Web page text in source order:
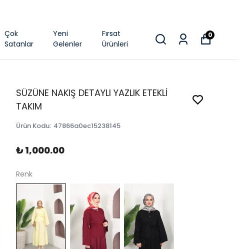
Çok
Satanlar
Yeni
Gelenler
Fırsat
Ürünleri
0
SÜZÜNE NAKIŞ DETAYLI YAZLIK ETEKLİ
TAKIM
Ürün Kodu: 47866a0ec15238145
₺ 1,000.00
Renk